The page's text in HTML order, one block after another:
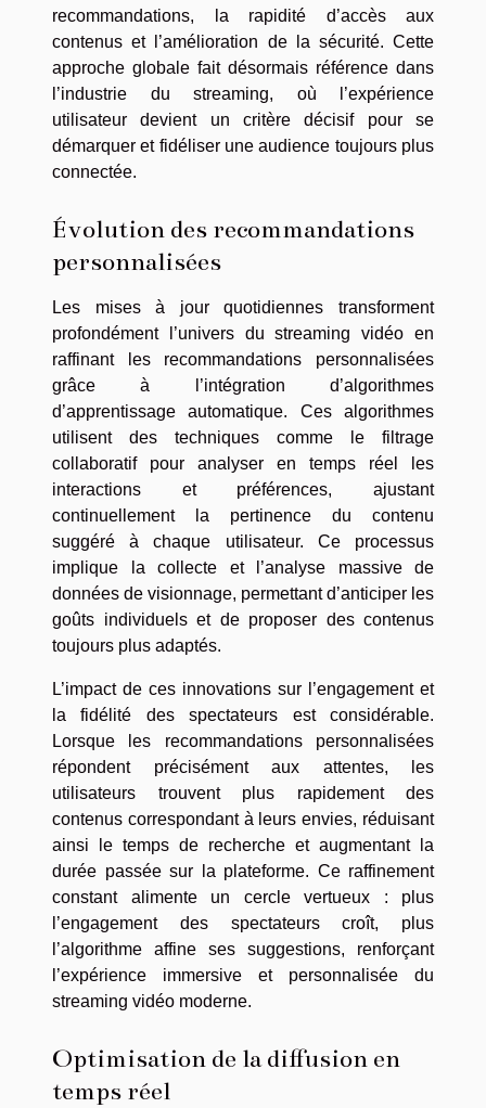
recommandations, la rapidité d’accès aux
contenus et l’amélioration de la sécurité. Cette
approche globale fait désormais référence dans
l’industrie du streaming, où l’expérience
utilisateur devient un critère décisif pour se
démarquer et fidéliser une audience toujours plus
connectée.
Évolution des recommandations
personnalisées
Les mises à jour quotidiennes transforment
profondément l’univers du streaming vidéo en
raffinant les recommandations personnalisées
grâce à l’intégration d’algorithmes
d’apprentissage automatique. Ces algorithmes
utilisent des techniques comme le filtrage
collaboratif pour analyser en temps réel les
interactions et préférences, ajustant
continuellement la pertinence du contenu
suggéré à chaque utilisateur. Ce processus
implique la collecte et l’analyse massive de
données de visionnage, permettant d’anticiper les
goûts individuels et de proposer des contenus
toujours plus adaptés.
L’impact de ces innovations sur l’engagement et
la fidélité des spectateurs est considérable.
Lorsque les recommandations personnalisées
répondent précisément aux attentes, les
utilisateurs trouvent plus rapidement des
contenus correspondant à leurs envies, réduisant
ainsi le temps de recherche et augmentant la
durée passée sur la plateforme. Ce raffinement
constant alimente un cercle vertueux : plus
l’engagement des spectateurs croît, plus
l’algorithme affine ses suggestions, renforçant
l’expérience immersive et personnalisée du
streaming vidéo moderne.
Optimisation de la diffusion en
temps réel